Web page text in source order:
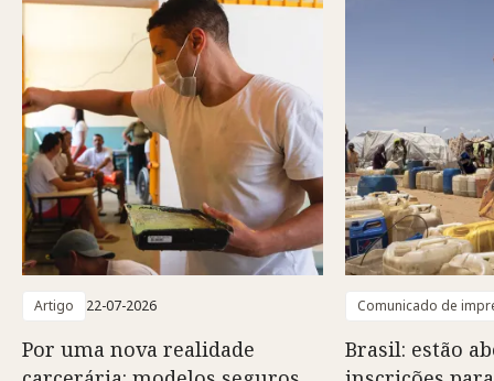
Artigo 22-07-2026
Por uma nova realidade
Comunicado de
Brasil: estão